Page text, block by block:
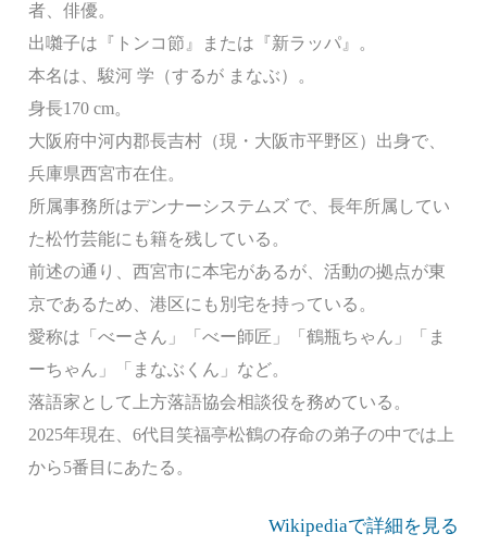
者、俳優。
出囃子は『トンコ節』または『新ラッパ』。
本名は、駿河 学（するが まなぶ）。
身長170 cm。
大阪府中河内郡長吉村（現・大阪市平野区）出身で、
兵庫県西宮市在住。
所属事務所はデンナーシステムズ で、長年所属してい
た松竹芸能にも籍を残している。
前述の通り、西宮市に本宅があるが、活動の拠点が東
京であるため、港区にも別宅を持っている。
愛称は「べーさん」「べー師匠」「鶴瓶ちゃん」「ま
ーちゃん」「まなぶくん」など。
落語家として上方落語協会相談役を務めている。
2025年現在、6代目笑福亭松鶴の存命の弟子の中では上
から5番目にあたる。
Wikipediaで詳細を見る